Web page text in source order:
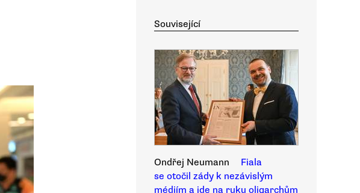
Související
Ondřej Neumann
Fiala
se otočil zády k nezávislým
médiím a jde na ruku oligarchům